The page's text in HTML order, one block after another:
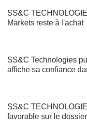
SS&C
Markets reste à l'achat
SS&C Technologies
affiche sa confiance
SS&C
favorable sur le dossier